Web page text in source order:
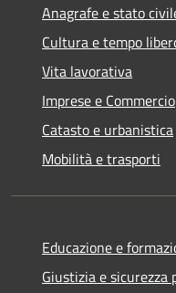
Anagrafe e stato
Cultura e tempo
Vita lavorativa
Imprese e Commercio
Catasto e urbanistica
Mobilità e trasporti
Educazione e
Giustizia e sicurezza